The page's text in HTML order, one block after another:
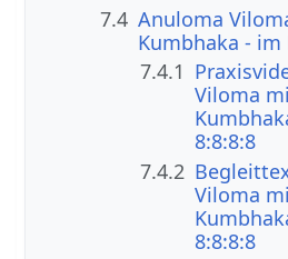
7.4 Anuloma
Kumbhaka - im
7.4.1
Viloma
8:8:8:8
7.4.2
Viloma
8:8:8:8